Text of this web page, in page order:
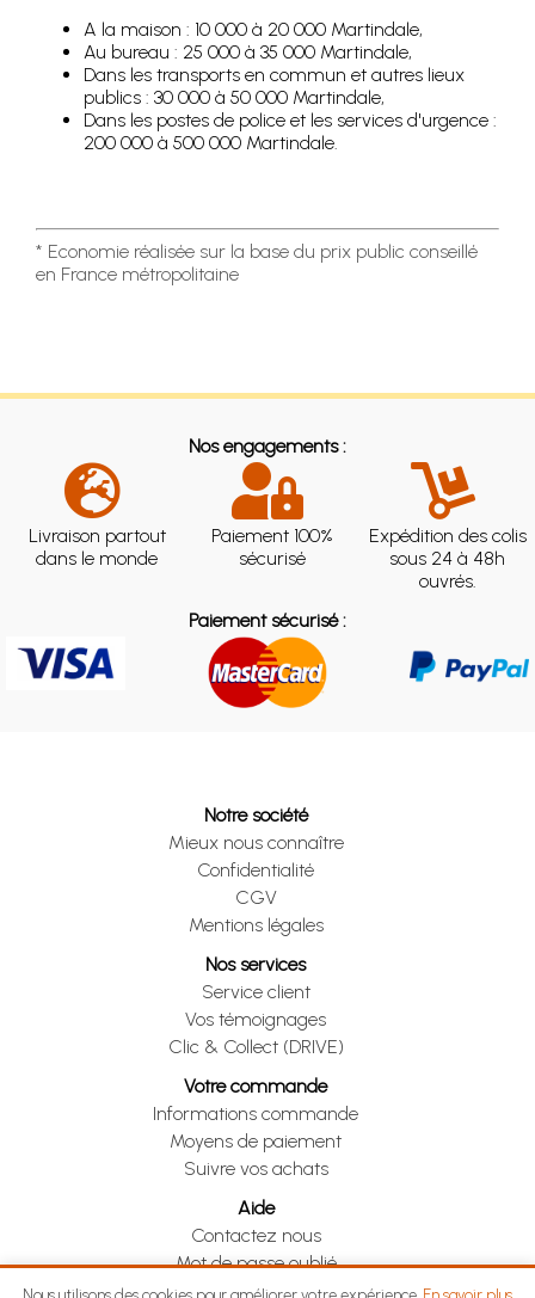
A la maison : 10 000 à 20 000 Martindale,
Au bureau : 25 000 à 35 000 Martindale,
Dans les transports en commun et autres lieux
publics : 30 000 à 50 000 Martindale,
Dans les postes de police et les services d'urgence :
200 000 à 500 000 Martindale.
* Economie réalisée sur la base du prix public conseillé
en France métropolitaine
Nos engagements :
Livraison partout
dans le monde
Paiement 100%
sécurisé
Expédition des colis
sous 24 à 48h
ouvrés.
Paiement sécurisé :
Notre société
Mieux nous connaître
Confidentialité
CGV
Mentions légales
Nos services
Service client
Vos témoignages
Clic & Collect (DRIVE)
Votre commande
Informations commande
Moyens de paiement
Suivre vos achats
Aide
Contactez nous
Mot de passe oublié
Je me rétracte